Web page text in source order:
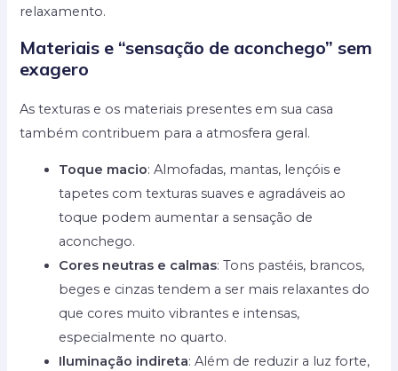
relaxamento.
Materiais e “sensação de aconchego” sem
exagero
As texturas e os materiais presentes em sua casa
também contribuem para a atmosfera geral.
Toque macio: Almofadas, mantas, lençóis e
tapetes com texturas suaves e agradáveis ao
toque podem aumentar a sensação de
aconchego.
Cores neutras e calmas: Tons pastéis, brancos,
beges e cinzas tendem a ser mais relaxantes do
que cores muito vibrantes e intensas,
especialmente no quarto.
Iluminação indireta: Além de reduzir a luz forte,